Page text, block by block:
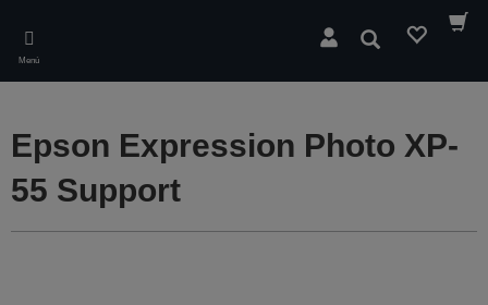
main
content
Menú
Buscar
Epson Expression Photo XP-
55 Support